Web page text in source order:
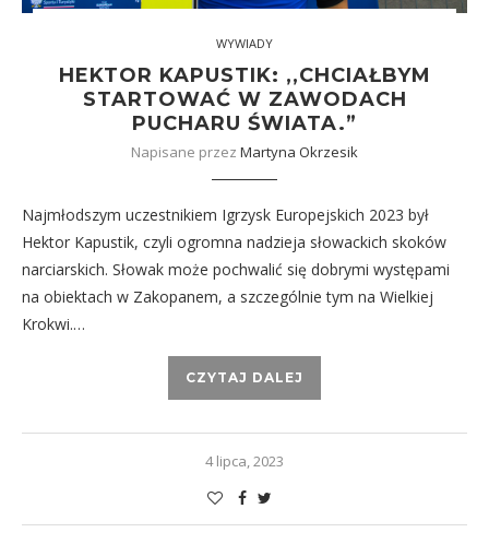
WYWIADY
HEKTOR KAPUSTIK: ,,CHCIAŁBYM
STARTOWAĆ W ZAWODACH
PUCHARU ŚWIATA.”
Napisane przez Martyna Okrzesik
Najmłodszym uczestnikiem Igrzysk Europejskich 2023 był
Hektor Kapustik, czyli ogromna nadzieja słowackich skoków
narciarskich. Słowak może pochwalić się dobrymi występami
na obiektach w Zakopanem, a szczególnie tym na Wielkiej
Krokwi.…
CZYTAJ DALEJ
4 lipca, 2023